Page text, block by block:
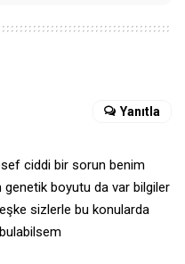
ciddi bir sorun benim
genetik boyutu da var bilgiler
sizlerle bu konularda
Yanıtla